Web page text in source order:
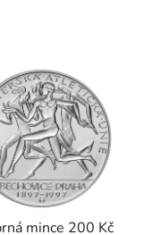
mince 200 Kč